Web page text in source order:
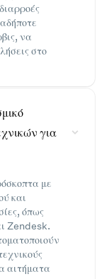
να
στο
για
με
και
όπως
Zendesk.
αιτήματα